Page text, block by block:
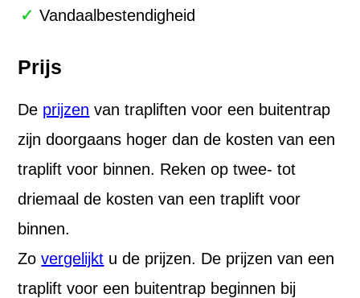
Vandaalbestendigheid
Prijs
De prijzen van trapliften voor een buitentrap
zijn doorgaans hoger dan de kosten van een
traplift voor binnen. Reken op twee- tot
driemaal de kosten van een traplift voor
binnen.
Zovergelijkt u de prijzen. De prijzen van een
traplift voor een buitentrap beginnen bij